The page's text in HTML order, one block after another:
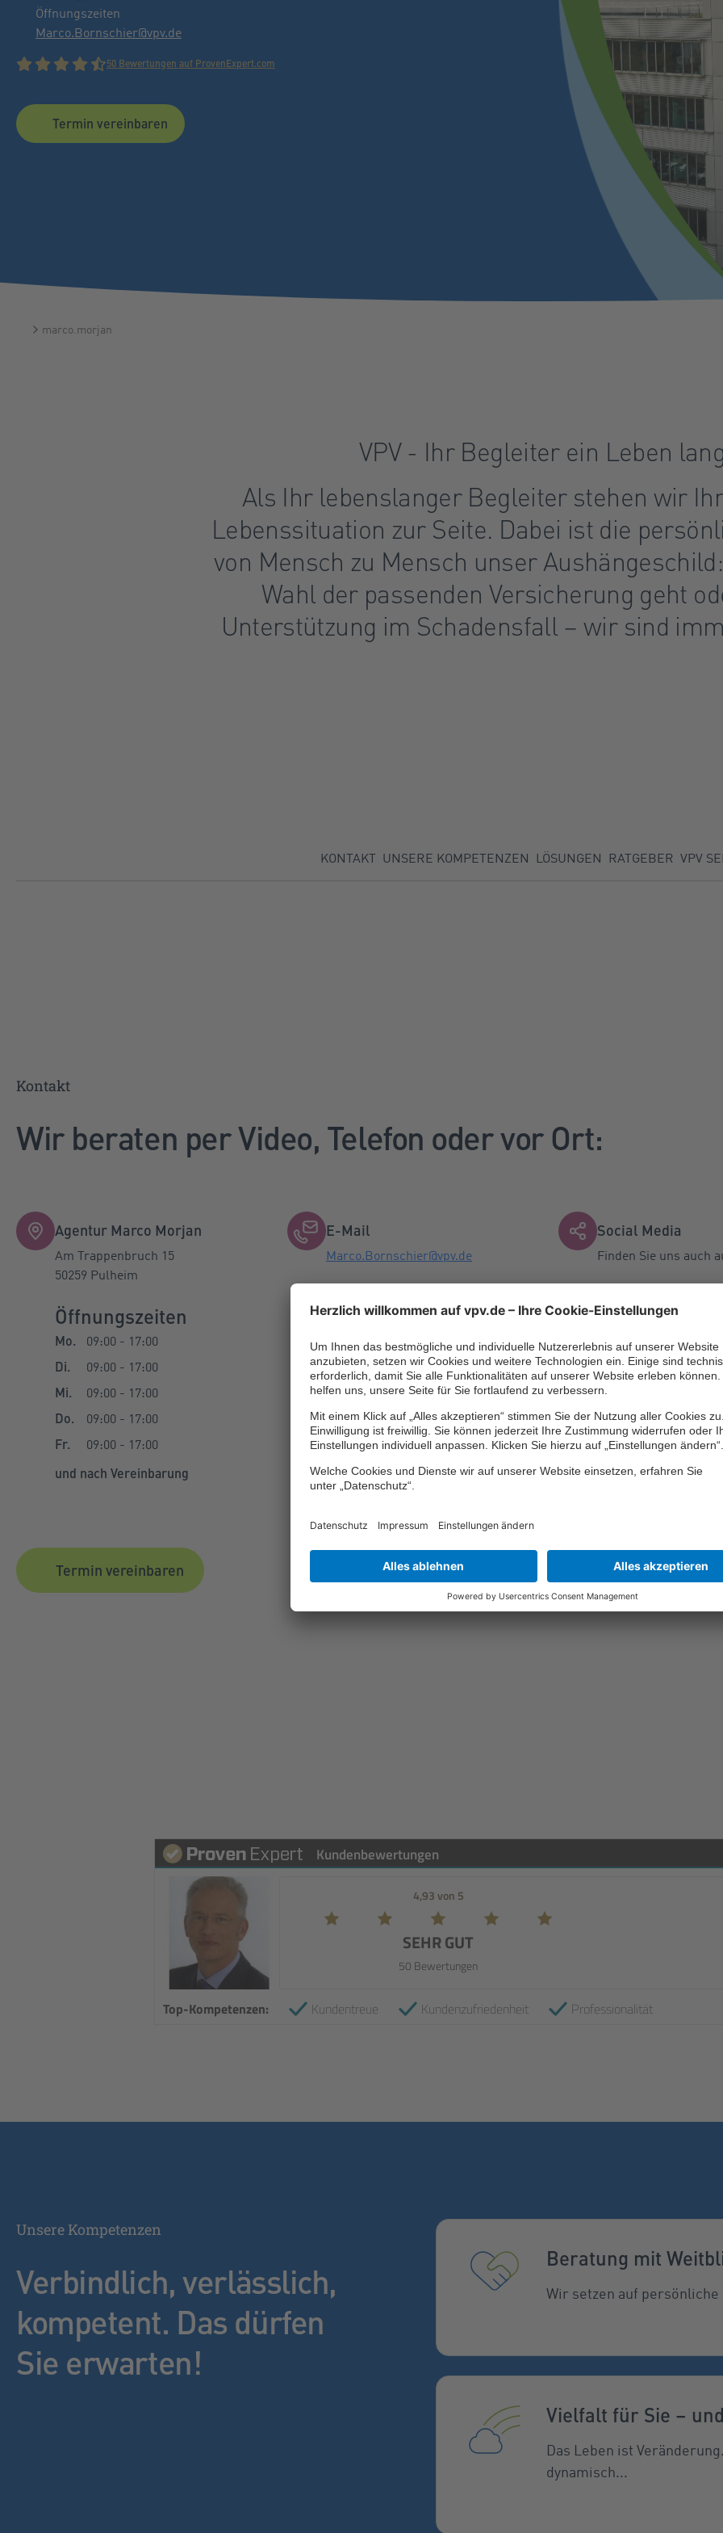
Öffnungszeiten
Marco.Bornschier@vpv.de
50 Bewertungen auf ProvenExpert.com
Termin vereinbaren
marco.morjan
VPV - Ihr Begleiter ein Leben
Als Ihr lebenslanger Begleiter stehen wir
Lebenssituation zur Seite. Dabei ist die
von Mensch zu Mensch unser
Wahl der passenden Versicherung geht
Unterstützung im Schadensfall – wir sind
KONTAKT UNSERE KOMPETENZEN LÖSUNGEN RATGEBER VPV
Kontakt
Wir beraten per Video, Telefon oder vor Ort:
Agentur Marco Morjan
Am Trappenbruch 15
50259 Pulheim
Öffnungszeiten
Mo. 09:00 - 17:00
Di. 09:00 - 17:00
Mi. 09:00 - 17:00
Do. 09:00 - 17:00
Fr. 09:00 - 17:00
und nach Vereinbarung
E-Mail
Marco.Bornschier@vpv.de
Mobil: 0177/2671007
Social Media
Finden Sie uns auch
Facebook
Termin vereinbaren
Kundenbewertungen
4,93 von 5
SEHR GUT
50 Bewertungen
Top-Kompetenzen: Kundentreue Kundenzufriedenheit Professionalität
Unsere Kompetenzen
Verbindlich, verlässlich,
kompetent. Das dürfen
Sie erwarten!
Beratung mit
Wir setzen auf
Vielfalt für Sie –
Das Leben ist
dynamisch...